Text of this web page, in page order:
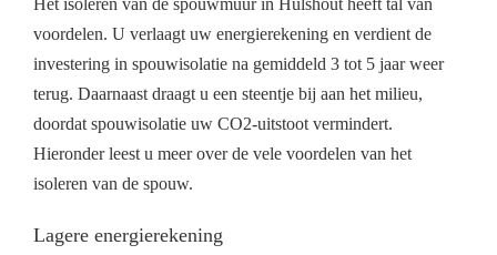
Het isoleren van de spouwmuur in Hulshout heeft tal van
voordelen. U verlaagt uw energierekening en verdient de
investering in spouwisolatie na gemiddeld 3 tot 5 jaar weer
terug. Daarnaast draagt u een steentje bij aan het milieu,
doordat spouwisolatie uw CO2-uitstoot vermindert.
Hieronder leest u meer over de vele voordelen van het
isoleren van de spouw.
Lagere energierekening